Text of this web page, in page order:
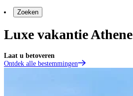
Zoeken
Luxe vakantie Athene
Laat u betoveren
Ontdek alle bestemmingen